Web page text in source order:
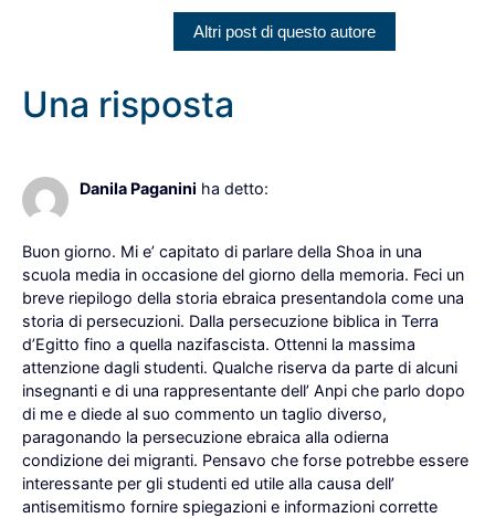
Altri post di questo autore
Una risposta
Danila Paganini ha detto:
Buon giorno. Mi e’ capitato di parlare della Shoa in una
scuola media in occasione del giorno della memoria. Feci un
breve riepilogo della storia ebraica presentandola come una
storia di persecuzioni. Dalla persecuzione biblica in Terra
d’Egitto fino a quella nazifascista. Ottenni la massima
attenzione dagli studenti. Qualche riserva da parte di alcuni
insegnanti e di una rappresentante dell’ Anpi che parlo dopo
di me e diede al suo commento un taglio diverso,
paragonando la persecuzione ebraica alla odierna
condizione dei migranti. Pensavo che forse potrebbe essere
interessante per gli studenti ed utile alla causa dell’
antisemitismo fornire spiegazioni e informazioni corrette